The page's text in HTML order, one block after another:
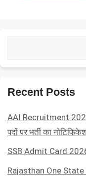
Recent Posts
AAI Recruitment
पदों पर भर्ती का
SSB Admit Card
Rajasthan One State